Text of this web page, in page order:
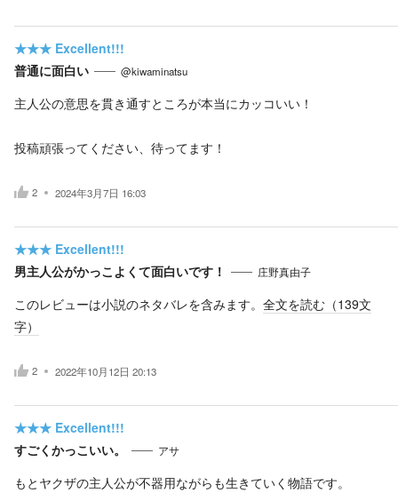
★★★ Excellent!!!
普通に面白い
@kiwaminatsu
主人公の意思を貫き通すところが本当にカッコいい！
投稿頑張ってください、待ってます！
2 2024年3月7日 16:03
★★★ Excellent!!!
男主人公がかっこよくて面白いです！
庄野真由子
このレビューは小説のネタバレを含みます。 全文を読む（139文
字）
2 2022年10月12日 20:13
★★★ Excellent!!!
すごくかっこいい。
アサ
もとヤクザの主人公が不器用ながらも生きていく物語です。